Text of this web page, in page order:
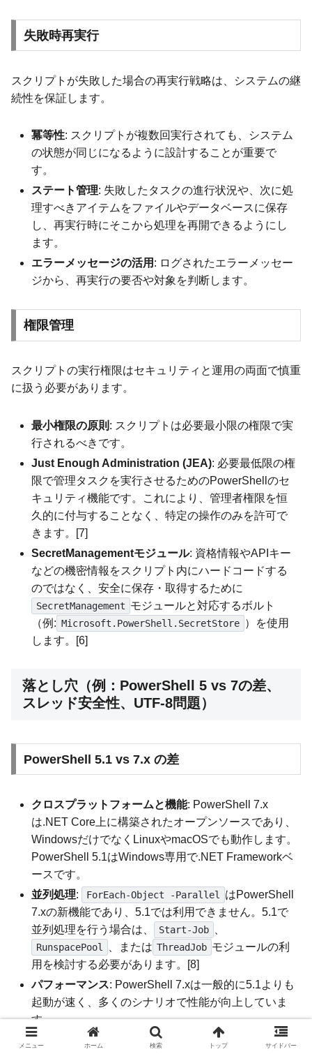
失敗時再実行
スクリプトが失敗した場合の再実行戦略は、システムの継
続性を保証します。
冪等性: スクリプトが複数回実行されても、システム
の状態が同じになるように設計することが重要で
す。
ステート管理: 失敗したタスクの進行状況や、次に処
理すべきアイテムをファイルやデータベースに保存
し、再実行時にそこから処理を再開できるようにし
ます。
エラーメッセージの活用 : ログされたエラーメッセー
ジから、再実行の要否や対象を判断します。
権限管理
スクリプトの実行権限はセキュリティと運用の両面で慎重
に扱う必要があります。
最小権限の原則 : スクリプトは必要最小限の権限で実
行されるべきです。
Just Enough Administration (JEA): 必要最低限の権
限で管理タスクを実行させるためのPowerShellのセ
キュリティ機能です。これにより、管理者権限を恒
久的に付与することなく、特定の操作のみを許可で
きます。[7]
SecretManagementモジュール: 資格情報やAPIキー
などの機密情報をスクリプト内にハードコードする
のではなく、安全に保存・取得するために
SecretManagement モジュールと対応するボルト
（例: Microsoft.PowerShell.SecretStore ）を使用
します。[6]
落とし穴（例：PowerShell 5 vs 7の差、
スレッド安全性、UTF-8問題）
PowerShell 5.1 vs 7.x の差
クロスプラットフォームと機能: PowerShell 7.x
は.NET Core上に構築されたオープンソースであり、
WindowsだけでなくLinuxやmacOSでも動作します。
PowerShell 5.1はWindows専用で.NET Frameworkベ
ースです。
並列処理: ForEach-Object -Parallel
はPowerShell
7.xの新機能であり、5.1では利用できません。5.1で
並列処理を行う場合は、
Start-Job
RunspacePool 、または ThreadJob モジュールの利
用を検討する必要があります。[8]
パフォーマンス: PowerShell 7.xは一般的に5.1よりも
起動が速く、多くのシナリオで性能が向上していま
す。
デフォルトエンコーディング
: PowerShell 7.xでは、
メニュー ホーム 検索 トップ サイドバー